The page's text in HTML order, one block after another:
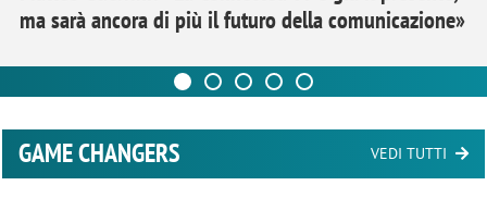
ma sarà ancora di più il futuro della comunicazione»
GAME CHANGERS VEDI TUTTI